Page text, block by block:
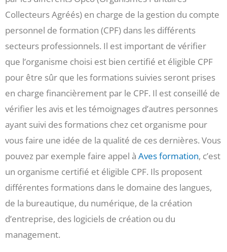
Collecteurs Agréés) en charge de la gestion du compte
personnel de formation (CPF) dans les différents
secteurs professionnels. Il est important de vérifier
que l’organisme choisi est bien certifié et éligible CPF
pour être sûr que les formations suivies seront prises
en charge financièrement par le CPF. Il est conseillé de
vérifier les avis et les témoignages d’autres personnes
ayant suivi des formations chez cet organisme pour
vous faire une idée de la qualité de ces dernières. Vous
pouvez par exemple faire appel à Aves formation, c’est
un organisme certifié et éligible CPF. Ils proposent
différentes formations dans le domaine des langues,
de la bureautique, du numérique, de la création
d’entreprise, des logiciels de création ou du
management.